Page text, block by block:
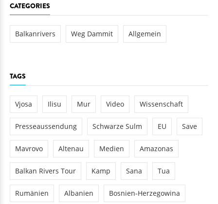
CATEGORIES
Balkanrivers Weg Dammit Allgemein
TAGS
Vjosa Ilisu Mur Video Wissenschaft
Presseaussendung Schwarze Sulm EU Save
Mavrovo Altenau Medien Amazonas
Balkan Rivers Tour Kamp Sana Tua
Rumänien Albanien Bosnien-Herzegowina